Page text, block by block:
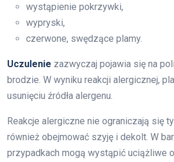
wystąpienie pokrzywki,
wypryski,
czerwone, swędzące plamy.
Uczulenie zazwyczaj pojawia się na
brodzie. W wyniku reakcji alergicznej,
usunięciu źródła alergenu.
Reakcje alergiczne nie ograniczają się
również obejmować szyję i dekolt. W
przypadkach mogą wystąpić uciążliwe